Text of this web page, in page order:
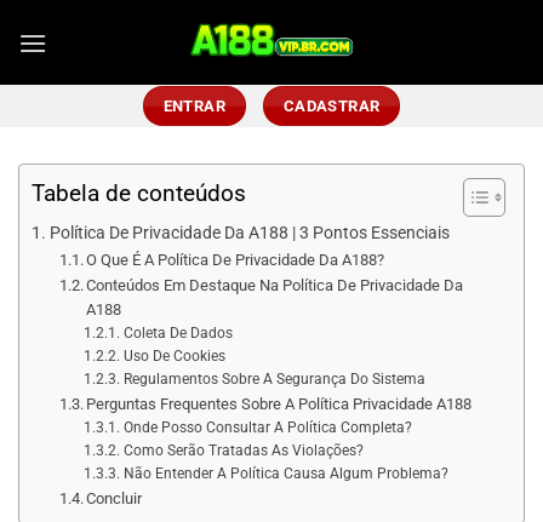
ENTRAR CADASTRAR
Tabela de conteúdos
Política De Privacidade Da A188 | 3 Pontos Essenciais
O Que É A Política De Privacidade Da A188?
Conteúdos Em Destaque Na Política De Privacidade Da
A188
Coleta De Dados
Uso De Cookies
Regulamentos Sobre A Segurança Do Sistema
Perguntas Frequentes Sobre A Política Privacidade A188
Onde Posso Consultar A Política Completa?
Como Serão Tratadas As Violações?
Não Entender A Política Causa Algum Problema?
Concluir